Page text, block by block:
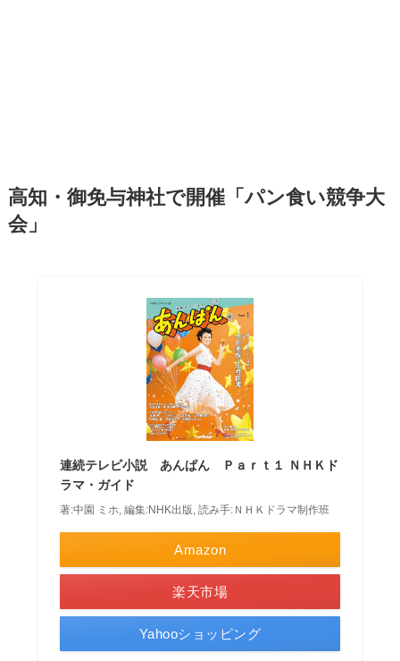
高知・御免与神社で開催「パン食い競争大
会」
連続テレビ小説 あんぱん Ｐａｒｔ１ ＮＨＫド
ラマ・ガイド
著:中園 ミホ, 編集:NHK出版, 読み手:ＮＨＫドラマ制作班
Amazon
楽天市場
Yahooショッピング